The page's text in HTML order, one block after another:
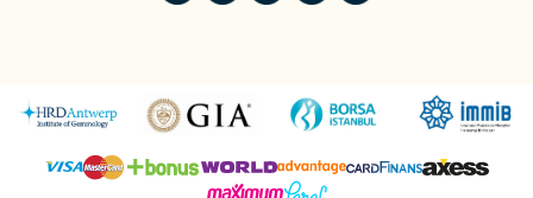
Uyumlu kategoriler:
Kombinlerle Kullanılır?
kombinlerle kolayca uyum sağlar.